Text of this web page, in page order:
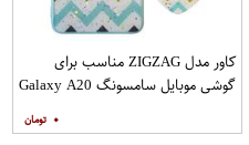
کاور مدل ZIGZAG مناسب برای
گوشی موبایل سامسونگ Galaxy A20
۰